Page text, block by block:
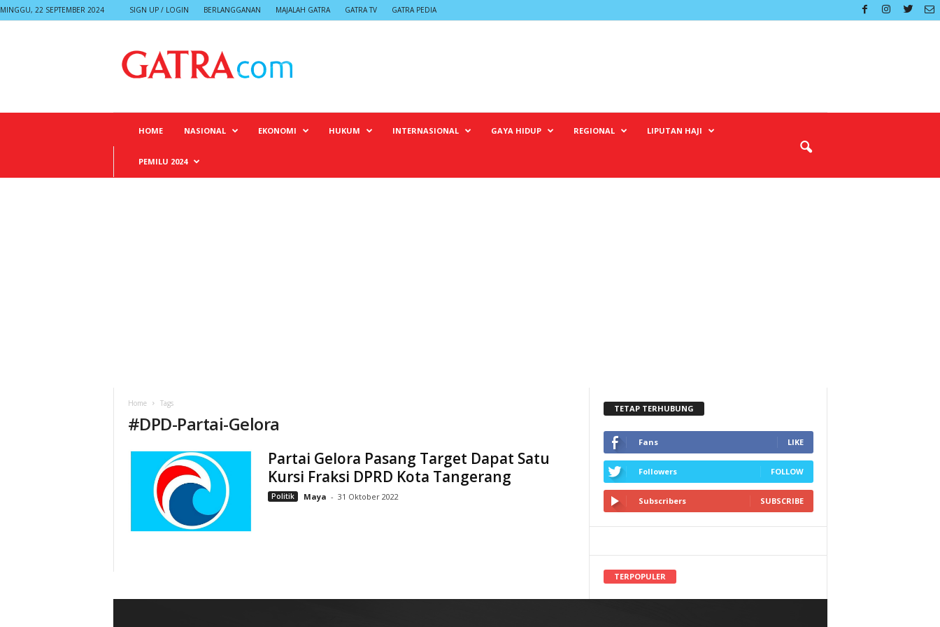
MINGGU, 22 SEPTEMBER 2024 SIGN UP / LOGIN BERLANGGANAN MAJALAH GATRA GATRA TV GATRA PEDIA
HOME NASIONAL EKONOMI HUKUM INTERNASIONAL GAYA HIDUP REGIONAL LIPUTAN HAJI
PEMILU 2024
Home Tags
#DPD-Partai-Gelora
Partai Gelora Pasang Target Dapat Satu
Kursi Fraksi DPRD Kota Tangerang
Politik Maya - 31 Oktober 2022
TETAP TERHUBUNG
Fans LIKE
Followers FOLLOW
Subscribers SUBSCRIBE
TERPOPULER